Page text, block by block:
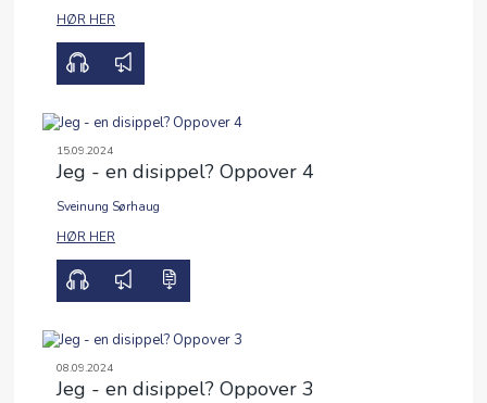
ENGLISH
HØR HER
15.09.2024
Jeg - en disippel? Oppover 4
Sveinung Sørhaug
HØR HER
08.09.2024
Jeg - en disippel? Oppover 3